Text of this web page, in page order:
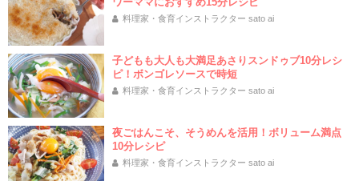
料理家・食育インストラクター sato ai
子どもも大人も大満足あさりスンドゥブ10分レシ
ピ！ボンゴレソースで時短
料理家・食育インストラクター sato ai
夜ごはんこそ、そうめんを活用！ボリューム満点
10分レシピ
料理家・食育インストラクター sato ai